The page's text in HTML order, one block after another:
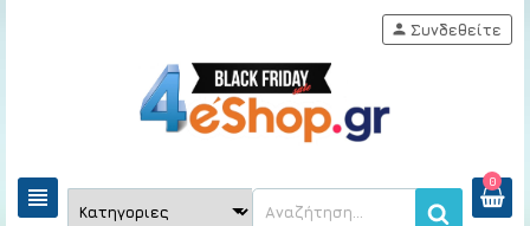
view_headline
0
person Συνδεθείτε